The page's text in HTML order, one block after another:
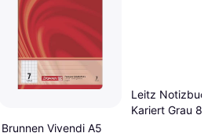
Brunnen Vivendi A5
Leitz
Kariert Grau